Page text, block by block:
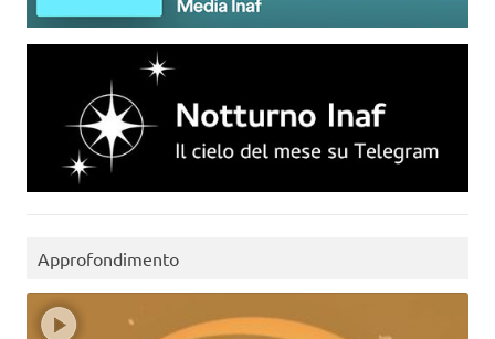
Approfondimento